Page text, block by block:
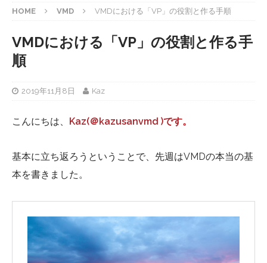
HOME VMD VMDにおける「VP」の役割と作る手順
VMDにおける「VP」の役割と作る手
順
2019年11月8日 Kaz
こんにちは、 Kaz(＠kazusanvmd )です。
基本に立ち返ろうということで、先週はVMDの本当の基
本を書きました。